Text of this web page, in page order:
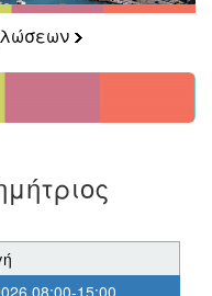
08:00-15:00